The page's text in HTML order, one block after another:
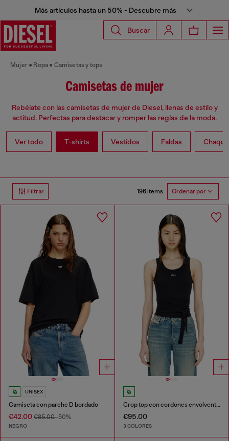
Más artículos hasta un 50% - Descubre más
Buscar
Mujer Ropa Camisetas y tops
Camisetas de mujer
Rebélate con las camisetas de mujer de Diesel, llenas de estilo y
actitud. Perfectas para destacar y romper las reglas de la moda.
Ver todo T-shirts Vestidos Faldas
Filtrar 196 items Ordenar por
UNISEX
Camiseta con parche D bordado
€42.00 €85.00-50%
NEGRO
Crop top con cordones envolventes
€95.00
3 COLORES